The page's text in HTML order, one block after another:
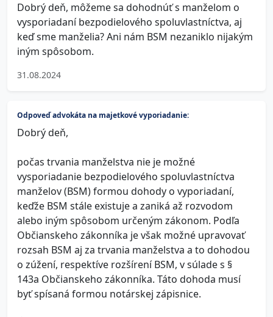
Dobrý deň, môžeme sa dohodnúť s manželom o
vysporiadaní bezpodielového spoluvlastníctva, aj
keď sme manželia? Ani nám BSM nezaniklo nijakým
iným spôsobom.
31.08.2024
Odpoveď advokáta na majetkové vyporiadanie:
Dobrý deň,
počas trvania manželstva nie je možné
vysporiadanie bezpodielového spoluvlastníctva
manželov (BSM) formou dohody o vyporiadaní,
keďže BSM stále existuje a zaniká až rozvodom
alebo iným spôsobom určeným zákonom. Podľa
Občianskeho zákonníka je však možné upravovať
rozsah BSM aj za trvania manželstva a to dohodou
o zúžení, respektíve rozšírení BSM, v súlade s §
143a Občianskeho zákonníka. Táto dohoda musí
byť spísaná formou notárskej zápisnice.